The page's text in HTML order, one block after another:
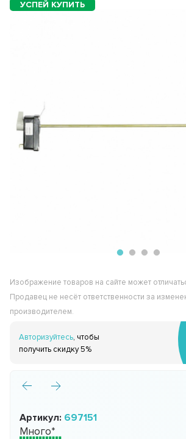
Изображение товаров на сайте может
Продавец не несёт ответственности за
производителем.
Авторизуйтесь, чтобы
получить скидку 5%
Артикул: 697151
Много*